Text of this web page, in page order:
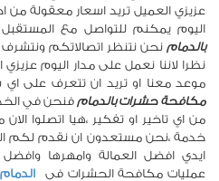
عزيزي العميل تريد اسعار معقولة
اليوم يمكنم للتواصل مع
بالدمام نحن نتنظر اتصالاتكم
نظرا لاننا نعمل على مدار اليوم عزيزي
موعد معنا او تريد ان تتعرف على
مكافحة حشرات بالدمام فنحن في
من اي تاخير او تفكير ،هيا اتصلوا
خدمة ،نحن مستعدون ان نقدم لكم
ايدي افضل العمالة وامهرها
عمليات مكافحة الحشرات فىالدمام